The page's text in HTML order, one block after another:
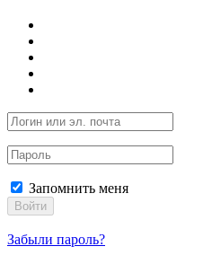
Запомнить меня
Войти
Забыли пароль?